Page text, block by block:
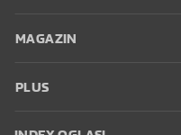
MAGAZIN
PLUS